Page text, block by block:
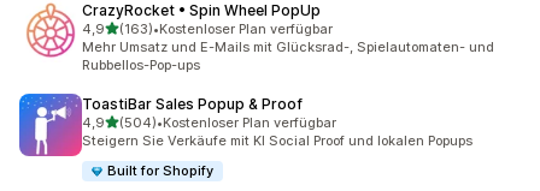
CrazyRocket • Spin Wheel PopUp
4,9von 5 Sternen
(163)
163 Rezensionen insgesamt
•Kostenloser Plan verfügbar
Mehr Umsatz und E-Mails mit Glücksrad-, Spielautomaten- und
Rubbellos-Pop-ups
ToastiBar Sales Popup & Proof
4,9von 5 Sternen
(504)
504 Rezensionen insgesamt
•Kostenloser Plan verfügbar
Steigern Sie Verkäufe mit KI Social Proof und lokalen Popups
Built for Shopify